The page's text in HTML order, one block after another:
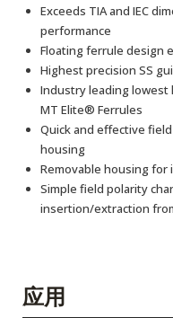
Exceeds TIA and IEC
performance
Floating ferrule design
Highest precision SS
Industry leading lowest
MT Elite® Ferrules
Quick and effective
housing
Removable housing
Simple field polarity
insertion/extraction
应用